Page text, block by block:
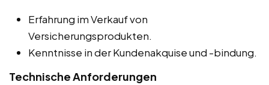
Erfahrung im Verkauf von
Versicherungsprodukten.
Kenntnisse in der Kundenakquise und -bindung.
Technische Anforderungen